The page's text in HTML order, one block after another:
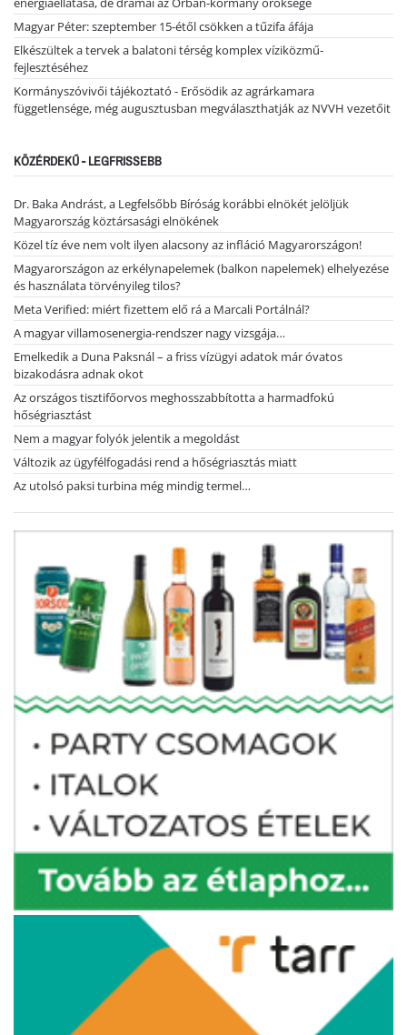
Magyar Péter: szeptember 15-étől csökken a tűzifa áfája
Elkészültek a tervek a balatoni térség komplex víziközmű-
fejlesztéséhez
Kormányszóvivői tájékoztató - Erősödik az agrárkamara
függetlensége, még augusztusban megválaszthatják az NVVH vezetőit
KÖZÉRDEKŰ - LEGFRISSEBB
Dr. Baka Andrást, a Legfelsőbb Bíróság korábbi elnökét jelöljük
Magyarország köztársasági elnökének
Közel tíz éve nem volt ilyen alacsony az infláció Magyarországon!
Magyarországon az erkélynapelemek (balkon napelemek) elhelyezése
és használata törvényileg tilos?
Meta Verified: miért fizettem elő rá a Marcali Portálnál?
A magyar villamosenergia-rendszer nagy vizsgája…
Emelkedik a Duna Paksnál – a friss vízügyi adatok már óvatos
bizakodásra adnak okot
Az országos tisztifőorvos meghosszabbította a harmadfokú
hőségriasztást
Nem a magyar folyók jelentik a megoldást
Változik az ügyfélfogadási rend a hőségriasztás miatt
Az utolsó paksi turbina még mindig termel…